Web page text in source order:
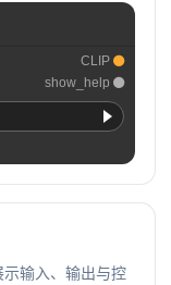
CLIP
show_help
输入、输出与控